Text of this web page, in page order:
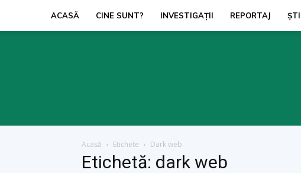
ACASĂ CINE SUNT? INVESTIGAŢII REPORTAJ
Acasă Etichete Dark web
Etichetă: dark web